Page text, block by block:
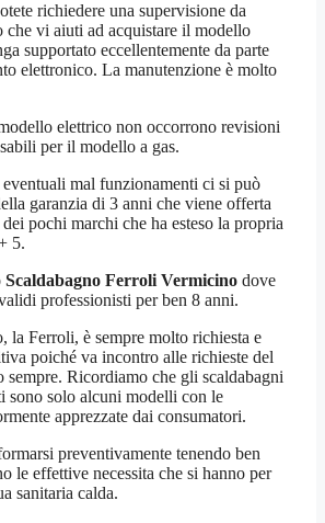
richiedere una supervisione da
che vi aiuti ad acquistare il modello
supportato eccellentemente da parte
elettronico. La manutenzione è molto
elettrico non occorrono revisioni
per il modello a gas.
mal funzionamenti ci si può
garanzia di 3 anni che viene offerta
pochi marchi che ha esteso la propria
5.
Scaldabagno Ferroli Vermicino dove
professionisti per ben 8 anni.
la Ferroli, è sempre molto richiesta e
poiché va incontro alle richieste del
sempre. Ricordiamo che gli scaldabagni
sono solo alcuni modelli con le
apprezzate dai consumatori.
preventivamente tenendo ben
le effettive necessita che si hanno per
sanitaria calda.